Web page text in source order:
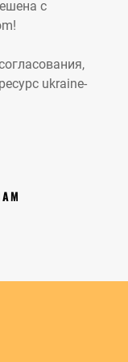
с
ukraine-